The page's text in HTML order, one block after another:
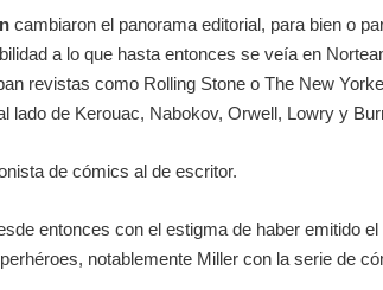
cambiaron el panorama editorial, para bien o
a lo que hasta entonces se veía en
revistas como Rolling Stone o The New
lado de Kerouac, Nabokov, Orwell, Lowry y
de cómics al de escritor.
entonces con el estigma de haber emitido
notablemente Miller con la serie de